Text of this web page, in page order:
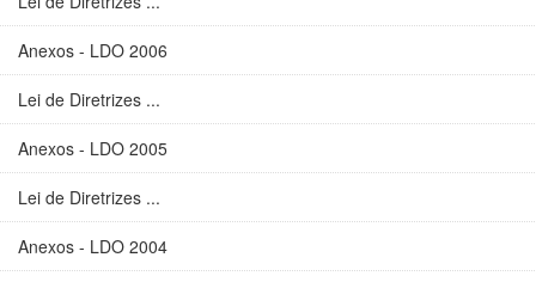
Anexos - LDO 2006
Lei de Diretrizes ...
Anexos - LDO 2005
Lei de Diretrizes ...
Anexos - LDO 2004